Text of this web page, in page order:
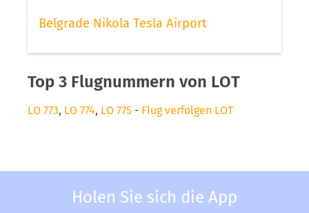
Belgrade Nikola Tesla Airport
Top 3 Flugnummern von LOT
LO 773, LO 774, LO 775 - Flug verfolgen LOT
Holen Sie sich die App